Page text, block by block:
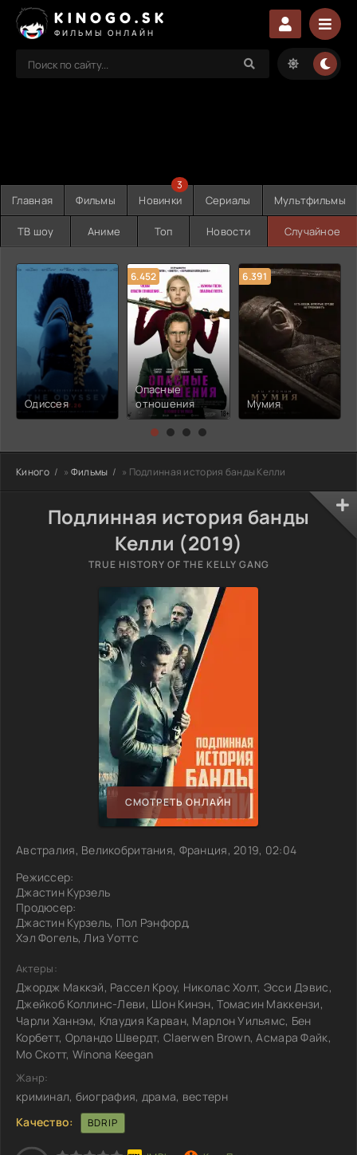
KINOGO.SK
ФИЛЬМЫ ОНЛАЙН
Главная Фильмы Новинки
3
Сериалы Мультфильмы
ТВ шоу Аниме Топ Новости Случайное
Одиссея
6.452
Опасные
отношения
6.391
Мумия
Киного » Фильмы » Подлинная история банды Келли
Подлинная история банды
Келли (2019)
TRUE HISTORY OF THE KELLY GANG
СМОТРЕТЬ ОНЛАЙН
Австралия, Великобритания, Франция, 2019, 02:04
Режиссер:
Джастин Курзель
Продюсер:
Джастин Курзель, Пол Рэнфорд,
Хэл Фогель, Лиз Уоттс
Актеры:
Джордж Маккэй, Рассел Кроу, Николас Холт, Эсси Дэвис,
Джейкоб Коллинс-Леви, Шон Кинэн, Томасин Маккензи,
Чарли Ханнэм, Клаудия Карван, Марлон Уильямс, Бен
Корбетт, Орландо Швердт, Claerwen Brown, Асмара Файк,
Мо Скотт, Winona Keegan
Жанр:
криминал, биография, драма, вестерн
Качество:
BDRIP